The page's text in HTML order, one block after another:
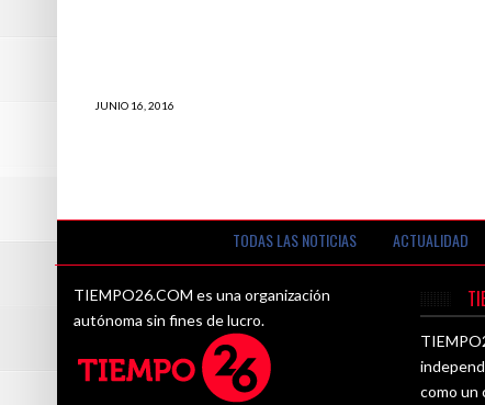
JUNIO 16, 2016
TODAS LAS NOTICIAS ACTUALIDAD
TIEMPO26.COM es una organización
autónoma sin fines de lucro.
como un